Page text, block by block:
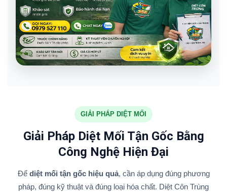
GIẢI PHÁP DIỆT MỐI
Giải Pháp Diệt Mối Tận Gốc Bằng
Công Nghệ Hiện Đại
Để diệt mối tận gốc hiệu quả, cần áp dụng đúng phương
pháp, đúng kỹ thuật và đúng loại hóa chất. Diệt Côn Trùng